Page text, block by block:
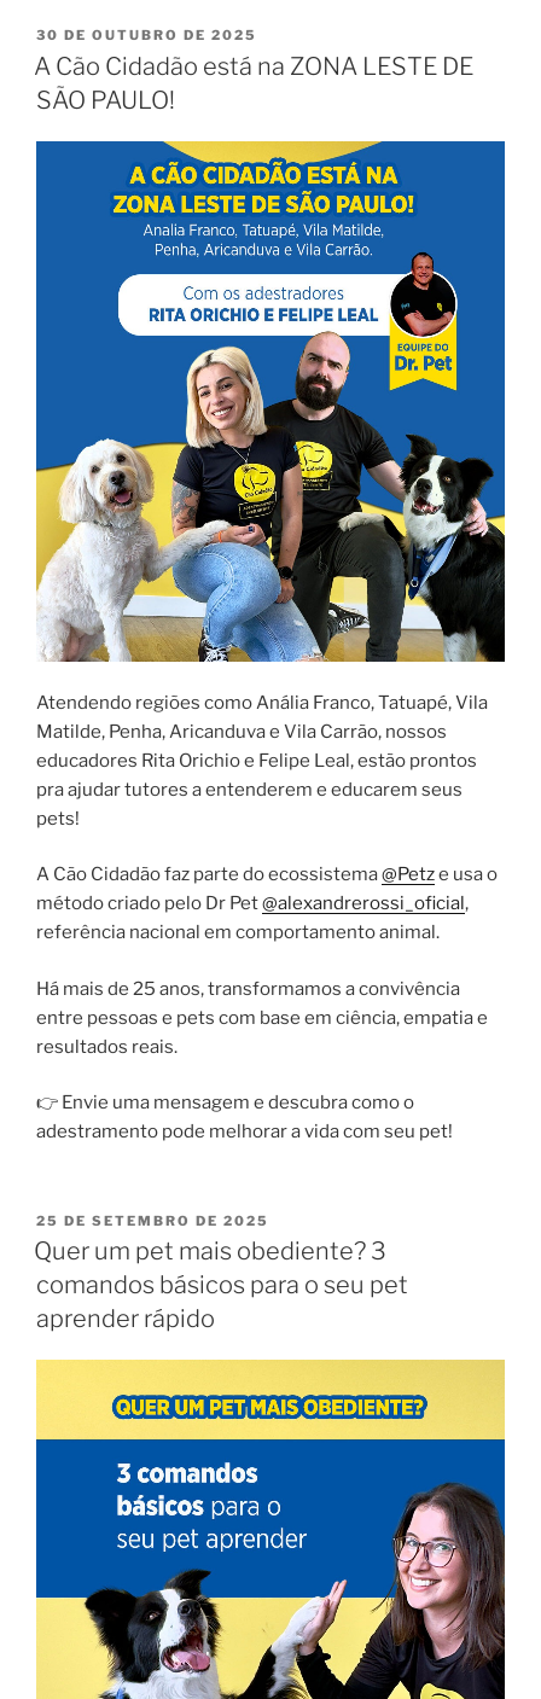
30 DE OUTUBRO DE 2025
A Cão Cidadão está na ZONA LESTE DE
SÃO PAULO!
Atendendo regiões como Anália Franco, Tatuapé, Vila
Matilde, Penha, Aricanduva e Vila Carrão, nossos
educadores Rita Orichio e Felipe Leal, estão prontos
pra ajudar tutores a entenderem e educarem seus
pets!
A Cão Cidadão faz parte do ecossistema@Petze usa o
método criado pelo Dr Pet@alexandrerossi_oficial,
referência nacional em comportamento animal.
Há mais de 25 anos, transformamos a convivência
entre pessoas e pets com base em ciência, empatia e
resultados reais.
👉 Envie uma mensagem e descubra como o
adestramento pode melhorar a vida com seu pet!
25 DE SETEMBRO DE 2025
Quer um pet mais obediente? 3
comandos básicos para o seu pet
aprender rápido